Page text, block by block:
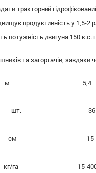
тракторний
продуктивність у 1,5-2
потужність двигуна 150
та загортачів,
м 5,4
шт. 36
см 15
га 15-